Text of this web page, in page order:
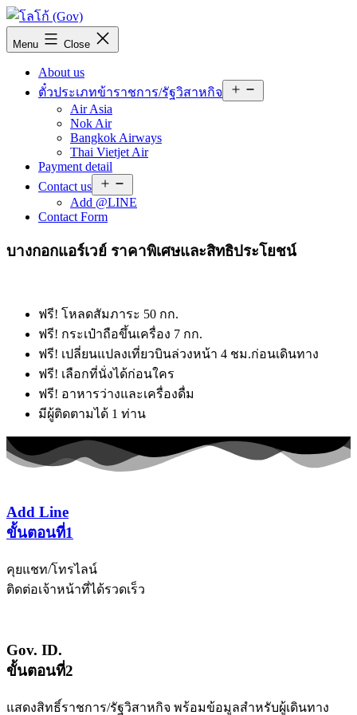
Skip
to
content
KP
TICKET
Menu Close
About us
ตั๋วประเภทข้าราชการ/รัฐวิสาหกิจ
menu
Air Asia
Nok Air
Bangkok Airways
Thai Vietjet Air
Payment detail
Contact us
menu
Add @LINE
Contact Form
บางกอกแอร์เวย์ ราคาพิเศษและสิทธิประโยชน์
ฟรี! โหลดสัมภาระ 50 กก.
ฟรี! กระเป๋าถือขึ้นเครื่อง 7 กก.
ฟรี! เปลี่ยนแปลงเที่ยวบินล่วงหน้า 4 ชม.ก่อนเดินทาง
ฟรี! เลือกที่นั่งได้ก่อนใคร
ฟรี! อาหารว่างและเครื่องดื่ม
มีผู้ติดตามได้ 1 ท่าน
Add Line
ขั้นตอนที่1
คุยแชท/โทรไลน์
ติดต่อเจ้าหน้าที่ได้รวดเร็ว
Gov. ID.
ขั้นตอนที่2
แสดงสิทธิ์ราชการ/รัฐวิสาหกิจ พร้อมข้อมูลสำหรับผู้เดินทาง